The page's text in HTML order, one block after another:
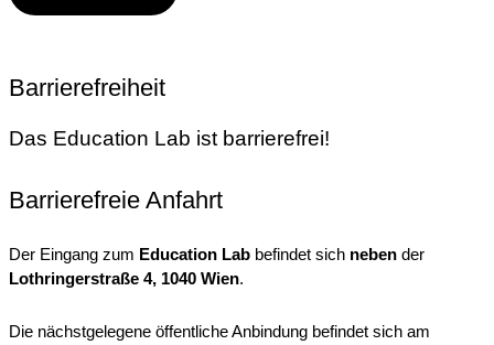
Barrierefreiheit
Das Education Lab ist barrierefrei!
Barrierefreie Anfahrt
Der Eingang zum Education Lab befindet sich neben der
Lothringerstraße 4, 1040 Wien.
Die nächstgelegene öffentliche Anbindung befindet sich am